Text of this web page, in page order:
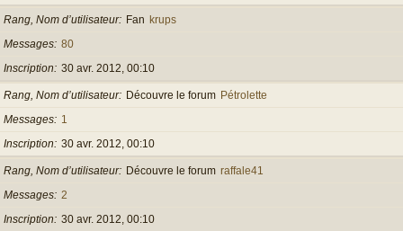
Rang, Nom d’utilisateur Fan krups
Messages 80
Inscription
30 avr. 2012, 00:10
Rang, Nom d’utilisateur Découvre le forum Pétrolette
Messages
1
Inscription
30 avr. 2012, 00:10
Rang, Nom d’utilisateur Découvre le forum raffale41
Messages 2
Inscription
30 avr. 2012, 00:10